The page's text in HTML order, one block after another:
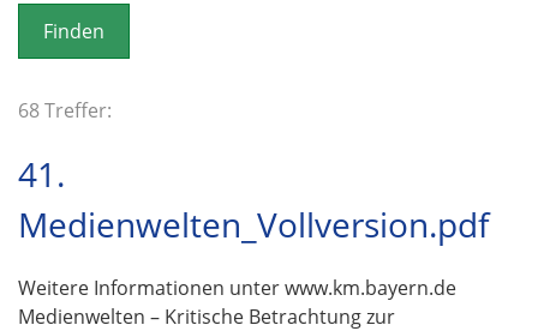
o
n
68 Treffer:
41.
Medienwelten_Vollversion.pdf
Weitere Informationen unter www.km.bayern.de
Medienwelten – Kritische Betrachtung zur